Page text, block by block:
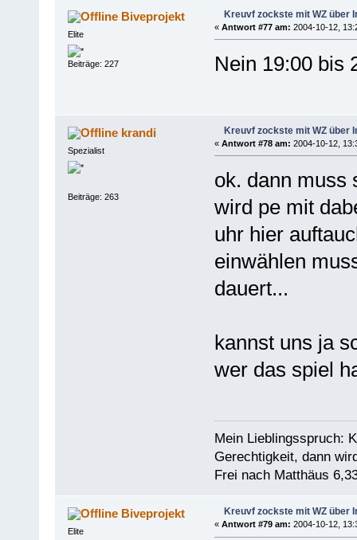
Biveprojekt
Elite
Beiträge: 227
Kreuvf zockste mit WZ über
« Antwort #77 am: 2004-10-12,
Nein 19:00 bis
krandi
Spezialist
Beiträge: 263
Kreuvf zockste mit WZ über
« Antwort #78 am: 2004-10-12,
ok. dann muss
wird pe mit
uhr hier
einwählen
dauert...
kannst uns ja
wer das spiel
Mein Lieblingsspruch:
Gerechtigkeit, dann
Frei nach Matthäus
Biveprojekt
Elite
Kreuvf zockste mit WZ über
« Antwort #79 am: 2004-10-12,